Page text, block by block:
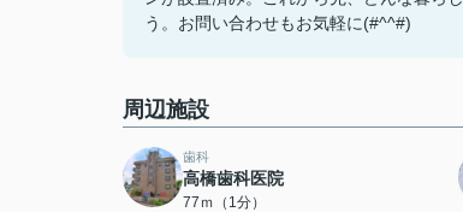
う。お問い合わせもお気軽に(#^^#)
周辺施設
歯科
高橋歯科医院
77ｍ（1分）